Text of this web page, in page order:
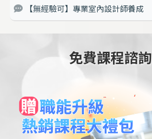
【無經驗可】專業室內設計師養成
免費課程諮詢